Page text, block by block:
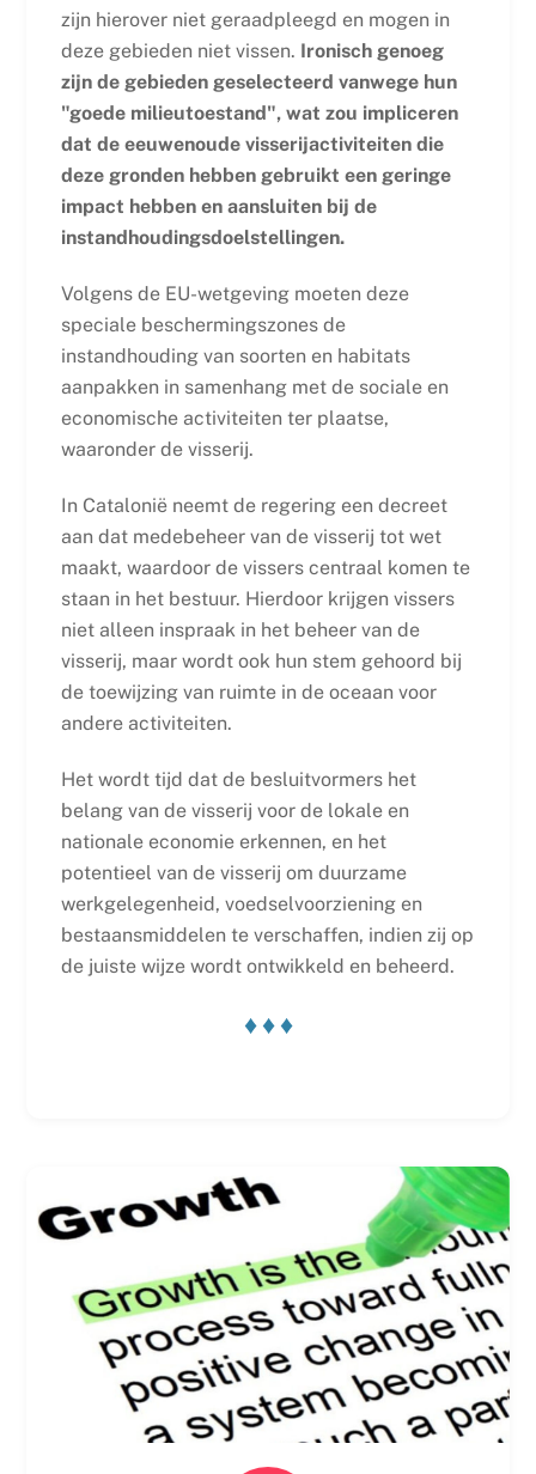
zijn hierover niet geraadpleegd en mogen in
deze gebieden niet vissen. Ironisch genoeg
zijn de gebieden geselecteerd vanwege hun
"goede milieutoestand", wat zou impliceren
dat de eeuwenoude visserijactiviteiten die
deze gronden hebben gebruikt een geringe
impact hebben en aansluiten bij de
instandhoudingsdoelstellingen.
Volgens de EU-wetgeving moeten deze
speciale beschermingszones de
instandhouding van soorten en habitats
aanpakken in samenhang met de sociale en
economische activiteiten ter plaatse,
waaronder de visserij.
In Catalonië neemt de regering een decreet
aan dat medebeheer van de visserij tot wet
maakt, waardoor de vissers centraal komen te
staan in het bestuur. Hierdoor krijgen vissers
niet alleen inspraak in het beheer van de
visserij, maar wordt ook hun stem gehoord bij
de toewijzing van ruimte in de oceaan voor
andere activiteiten.
Het wordt tijd dat de besluitvormers het
belang van de visserij voor de lokale en
nationale economie erkennen, en het
potentieel van de visserij om duurzame
werkgelegenheid, voedselvoorziening en
bestaansmiddelen te verschaffen, indien zij op
de juiste wijze wordt ontwikkeld en beheerd.
♦ ♦ ♦